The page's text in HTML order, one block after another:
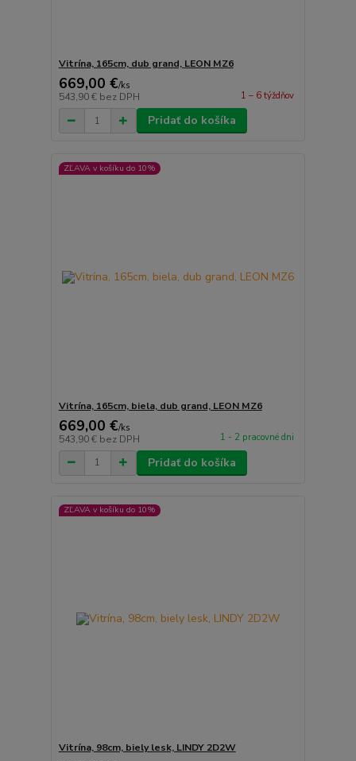
Vitrína, 165cm, dub grand, LEON MZ6
669,00 €/ks
543,90 € bez DPH 1 – 6 týždňov
Pridať do košíka
ZĽAVA v košíku do 10%
Vitrína, 165cm, biela, dub grand, LEON MZ6
669,00 €/ks
543,90 € bez DPH 1 - 2 pracovné dni
Pridať do košíka
ZĽAVA v košíku do 10%
Vitrína, 98cm, biely lesk, LINDY 2D2W